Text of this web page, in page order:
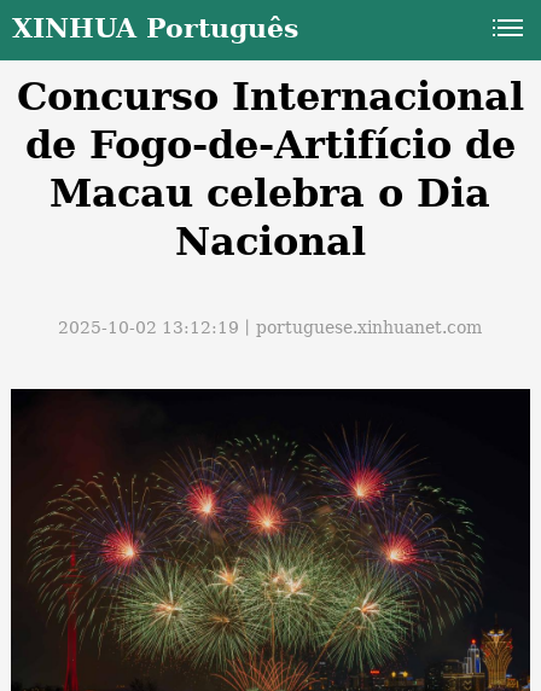
XINHUA Português
Concurso Internacional
de Fogo-de-Artifício de
Macau celebra o Dia
Nacional
2025-10-02 13:12:19丨portuguese.xinhuanet.com